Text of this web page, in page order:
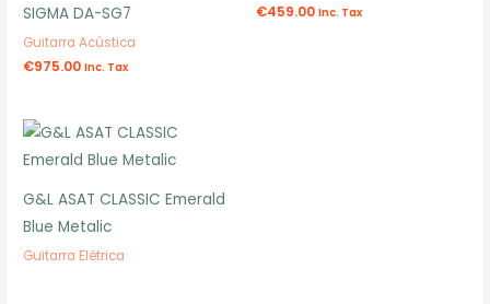
SIGMA DA-SG7
Guitarra Acústica
€975.00 Inc. Tax
€459.00 Inc. Tax
G&L ASAT CLASSIC Emerald
Blue Metalic
Guitarra Elétrica